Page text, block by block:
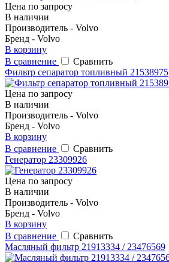
Цена по запросу
В наличии
Производитель - Volvo
Бренд - Volvo
В корзину
В сравнение
Сравнить
Фильтр сепаратор топливный 21538975
Цена по запросу
В наличии
Производитель - Volvo
Бренд - Volvo
В корзину
В сравнение
Сравнить
Генератор 23309926
Цена по запросу
В наличии
Производитель - Volvo
Бренд - Volvo
В корзину
В сравнение
Сравнить
Масляный фильтр 21913334 / 23476569